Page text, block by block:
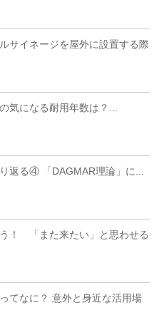
サイネージを屋外に設置する際
気になる耐用年数は？...
返る④ 「DAGMAR理論」に...
！ 「また来たい」と思わせる
てなに？ 意外と身近な活用場